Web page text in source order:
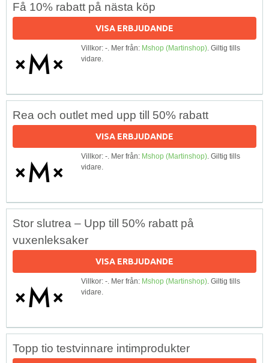
Få 10% rabatt på nästa köp
VISA ERBJUDANDE
Villkor: -. Mer från: Mshop (Martinshop). Giltig tills
vidare.
Rea och outlet med upp till 50% rabatt
VISA ERBJUDANDE
Villkor: -. Mer från: Mshop (Martinshop). Giltig tills
vidare.
Stor slutrea – Upp till 50% rabatt på
vuxenleksaker
VISA ERBJUDANDE
Villkor: -. Mer från: Mshop (Martinshop). Giltig tills
vidare.
Topp tio testvinnare intimprodukter